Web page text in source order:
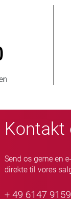
der leveres til
Kontakt
Send os gerne en
direkte til vores
+ 49 6147